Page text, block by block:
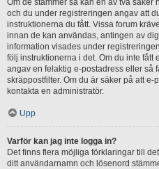
Om de stämmer så kan en av två saker
och du under registreringen angav att
instruktionerna du fått. Vissa forum
innan de kan användas, antingen av
information visades under
följ instruktionerna i det. Om du inte fått
angav en felaktig e-postadress eller så
skräppostfilter. Om du är säker på att
kontakta en administratör.
Upp
Varför kan jag inte logga in?
Det finns flera möjliga förklaringar till
ditt användarnamn och lösenord